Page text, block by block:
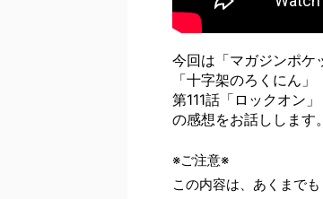
今回は「マガジンポケ
「十字架のろくにん」
第111話「ロックオン」
の感想をお話しします。
※ご注意※
この内容は、あくまで